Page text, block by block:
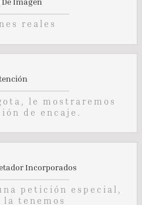
reales
le mostraremos
de encaje.
Incorporados
petición especial,
la tenemos